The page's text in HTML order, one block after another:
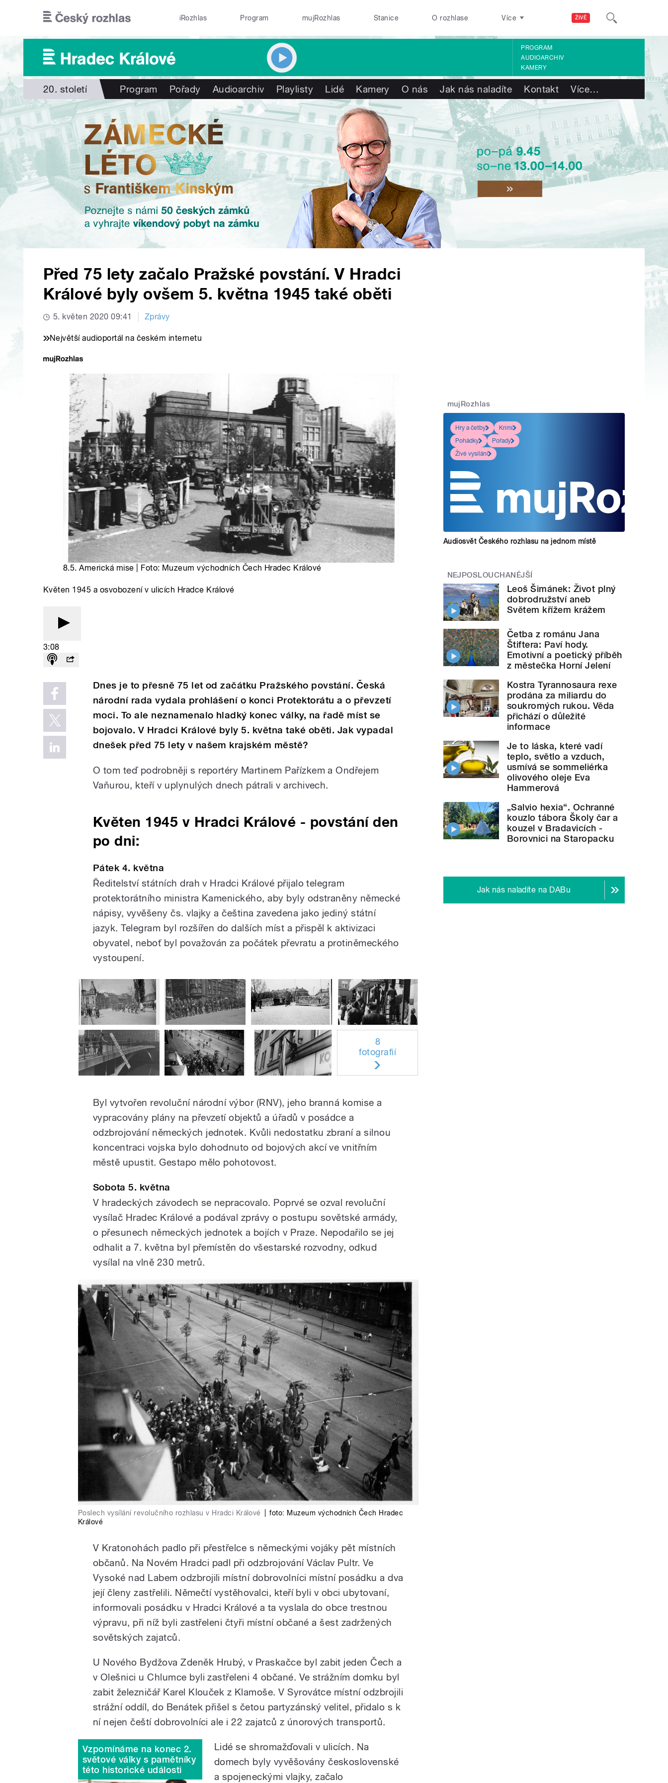
ŽIVĚ
iRozhlas Program mujRozhlas Stanice O rozhlase Více
PROGRAM
AUDIOARCHIV
KAMERY
20. století Program Pořady Audioarchiv Playlisty Lidé Kamery O nás Jak nás naladíte Kontakt Více…
Před 75 lety začalo Pražské povstání. V Hradci
Králové byly ovšem 5. května 1945 také oběti
5. květen 2020 09:41 Zprávy
Největší audioportál na českém internetu
8.5. Americká mise | Foto: Muzeum východních Čech Hradec Králové
Květen 1945 a osvobození v ulicích Hradce Králové
3:08
Dnes je to přesně 75 let od začátku Pražského povstání. Česká
národní rada vydala prohlášení o konci Protektorátu a o převzetí
moci. To ale neznamenalo hladký konec války, na řadě míst se
bojovalo. V Hradci Králové byly 5. května také oběti. Jak vypadal
dnešek před 75 lety v našem krajském městě?
O tom teď podrobněji s reportéry Martinem Pařízkem a Ondřejem
Vaňurou, kteří v uplynulých dnech pátrali v archivech.
Květen 1945 v Hradci Králové - povstání den
po dni:
Pátek 4. května
Ředitelství státních drah v Hradci Králové přijalo telegram
protektorátního ministra Kamenického, aby byly odstraněny německé
nápisy, vyvěšeny čs. vlajky a čeština zavedena jako jediný státní
jazyk. Telegram byl rozšířen do dalších míst a přispěl k aktivizaci
obyvatel, neboť byl považován za počátek převratu a protiněmeckého
vystoupení.
8
fotografií
Byl vytvořen revoluční národní výbor (RNV), jeho branná komise a
vypracovány plány na převzetí objektů a úřadů v posádce a
odzbrojování německých jednotek. Kvůli nedostatku zbraní a silnou
koncentraci vojska bylo dohodnuto od bojových akcí ve vnitřním
městě upustit. Gestapo mělo pohotovost.
Sobota 5. května
V hradeckých závodech se nepracovalo. Poprvé se ozval revoluční
vysílač Hradec Králové a podával zprávy o postupu sovětské armády,
o přesunech německých jednotek a bojích v Praze. Nepodařilo se jej
odhalit a 7. května byl přemístěn do všestarské rozvodny, odkud
vysílal na vlně 230 metrů.
Poslech vysílání revolučního rozhlasu v Hradci Králové foto: Muzeum východních Čech Hradec
Králové
V Kratonohách padlo při přestřelce s německými vojáky pět místních
občanů. Na Novém Hradci padl při odzbrojování Václav Pultr. Ve
Vysoké nad Labem odzbrojili místní dobrovolníci místní posádku a dva
její členy zastřelili. Němečtí vystěhovalci, kteří byli v obci ubytovaní,
informovali posádku v Hradci Králové a ta vyslala do obce trestnou
výpravu, při níž byli zastřeleni čtyři místní občané a šest zadržených
sovětských zajatců.
U Nového Bydžova Zdeněk Hrubý, v Praskačce byl zabit jeden Čech a
v Olešnici u Chlumce byli zastřeleni 4 občané. Ve strážním domku byl
zabit železničář Karel Klouček z Klamoše. V Syrovátce místní odzbrojili
strážní oddíl, do Benátek přišel s četou partyzánský velitel, přidalo s k
ní nejen čeští dobrovolníci ale i 22 zajatců z únorových transportů.
Vzpomínáme na konec 2.
světové války s pamětníky
této historické události
Lidé se shromažďovali v ulicích. Na
domech byly vyvěšovány československé
a spojeneckými vlajky, začalo
mujRozhlas
Hry a četby
Krimi
Pohádky
Pořady
Živé vysílání
Audiosvět Českého rozhlasu na jednom místě
NEJPOSLOUCHANĚJŠÍ
Leoš Šimánek: Život plný
dobrodružství aneb
Světem křížem krážem
Četba z románu Jana
Štiftera: Paví hody.
Emotivní a poetický příběh
z městečka Horní Jelení
Kostra Tyrannosaura rexe
prodána za miliardu do
soukromých rukou. Věda
přichází o důležité
informace
Je to láska, které vadí
teplo, světlo a vzduch,
usmívá se sommeliérka
olivového oleje Eva
Hammerová
„Salvio hexia“. Ochranné
kouzlo tábora Školy čar a
kouzel v Bradavicích -
Borovnici na Staropacku
Jak nás naladíte na DABu